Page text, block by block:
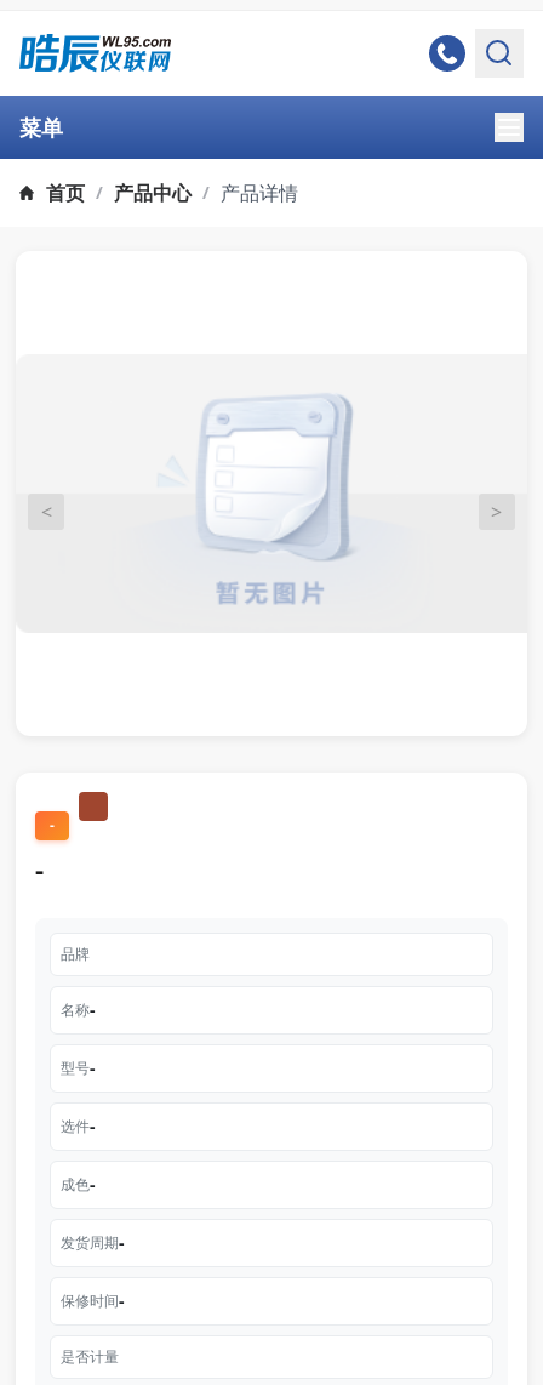
菜单
首页 / 产品中心 / 产品详情
< >
-
-
品牌
名称-
型号-
选件-
成色-
发货周期-
保修时间-
是否计量